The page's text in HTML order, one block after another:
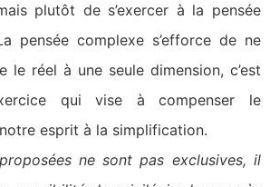
plutôt de s’exercer à la pensée
pensée complexe s’efforce de ne
le réel à une seule dimension, c’est
qui vise à compenser le
esprit à la simplification.
ne sont pas exclusives, il